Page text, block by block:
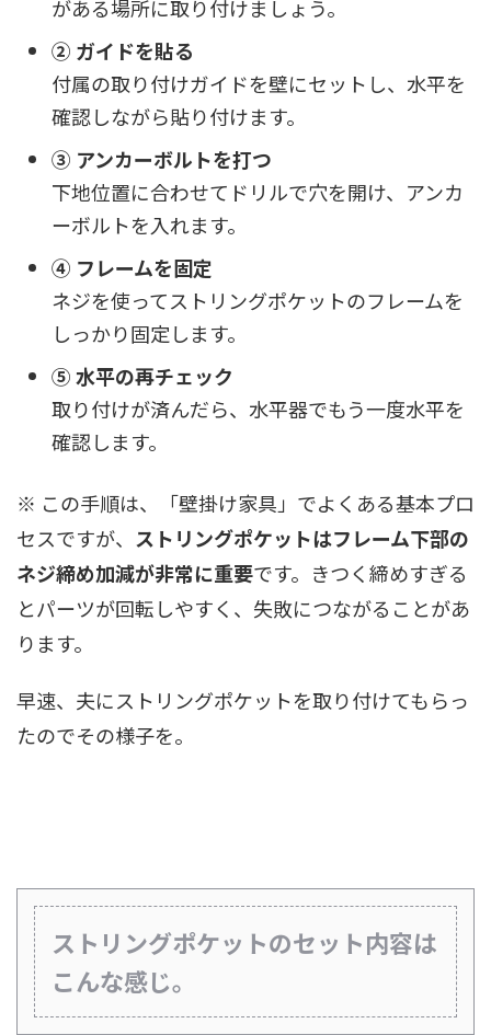
がある場所に取り付けましょう。
② ガイドを貼る
付属の取り付けガイドを壁にセットし、水平を
確認しながら貼り付けます。
③ アンカーボルトを打つ
下地位置に合わせてドリルで穴を開け、アンカ
ーボルトを入れます。
④ フレームを固定
ネジを使ってストリングポケットのフレームを
しっかり固定します。
⑤ 水平の再チェック
取り付けが済んだら、水平器でもう一度水平を
確認します。
※ この手順は、「壁掛け家具」でよくある基本プロ
セスですが、 ストリングポケットはフレーム下部の
ネジ締め加減が非常に重要です。きつく締めすぎる
とパーツが回転しやすく、失敗につながることがあ
ります。
早速、夫にストリングポケットを取り付けてもらっ
たのでその様子を。
ストリングポケットのセット内容は
こんな感じ。